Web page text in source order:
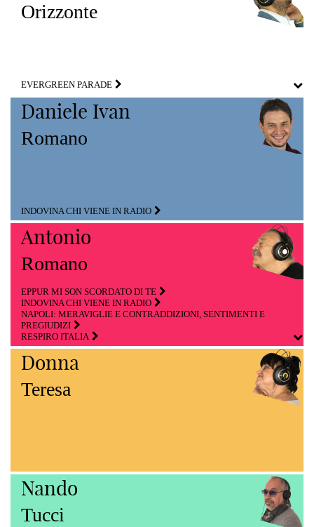
Orizzonte
EVERGREEN PARADE
Daniele Ivan
Romano
INDOVINA CHI VIENE IN RADIO
Antonio
Romano
EPPUR MI SON SCORDATO DI TE
INDOVINA CHI VIENE IN RADIO
NAPOLI: MERAVIGLIE E CONTRADDIZIONI, SENTIMENTI E
PREGIUDIZI
RESPIRO ITALIA
Donna
Teresa
Nando
Tucci